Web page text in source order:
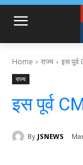
Home राज्य इस पूर्व
राज्य
इस पूर्व
By JSNEWS